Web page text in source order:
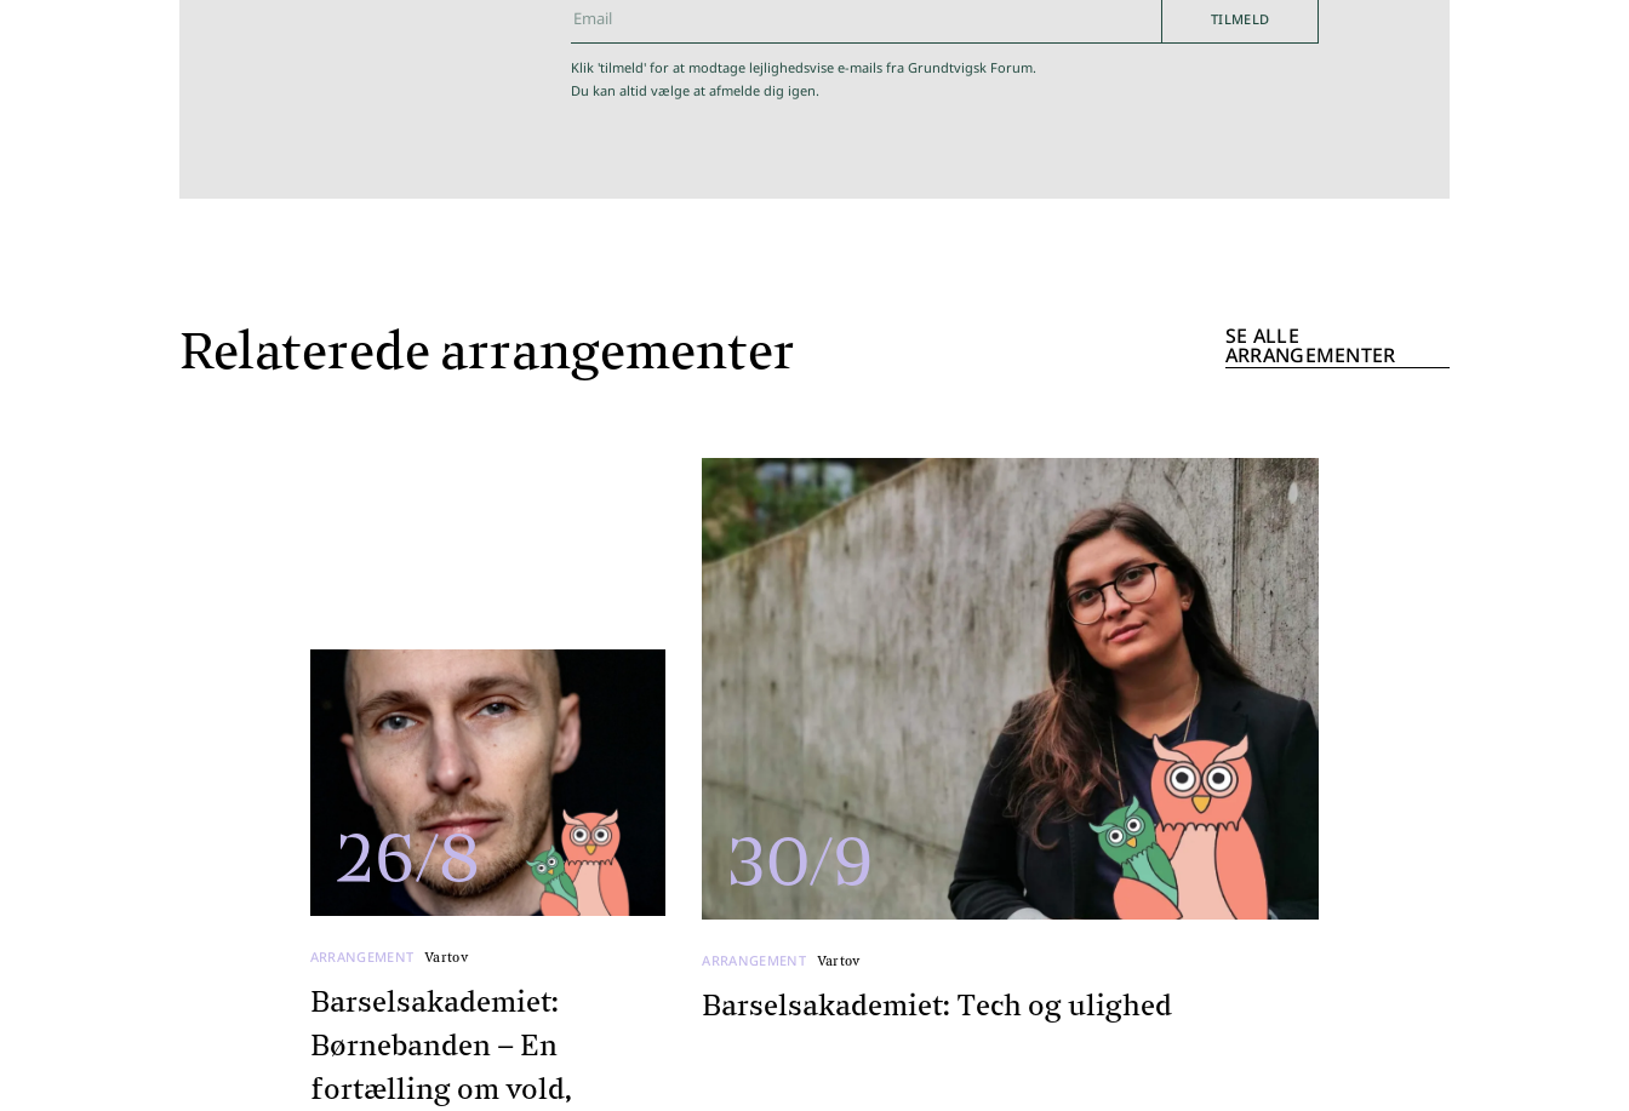
TILMELD
Klik 'tilmeld' for at modtage lejlighedsvise e-mails fra Grundtvigsk Forum.
Du kan altid vælge at afmelde dig igen.
hej@grundtvigskforum.dk
Relaterede arrangementer SE ALLE
ARRANGEMENTER
26/8
ARRANGEMENT Vartov
Barselsakademiet:
Børnebanden – En
fortælling om vold,
30/9
ARRANGEMENT Vartov
Barselsakademiet: Tech og ulighed